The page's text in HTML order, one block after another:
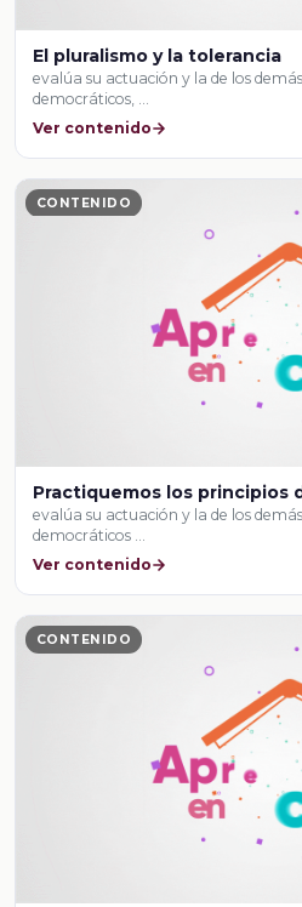
El pluralismo y la tolerancia
evalúa su actuación y la de los
democráticos, …
Ver contenido
CONTENIDO
Practiquemos los principios
evalúa su actuación y la de los
democráticos …
Ver contenido
CONTENIDO